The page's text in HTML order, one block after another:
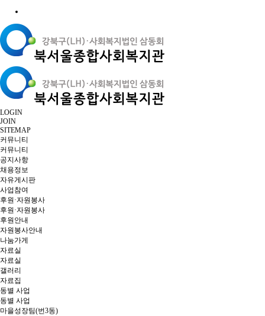
LOGIN
JOIN
SITEMAP
커뮤니티
커뮤니티
공지사항
채용정보
자유게시판
사업참여
후원·자원봉사
후원·자원봉사
후원안내
자원봉사안내
나눔가게
자료실
자료실
갤러리
자료집
동별 사업
동별 사업
마을성장팀(번3동)